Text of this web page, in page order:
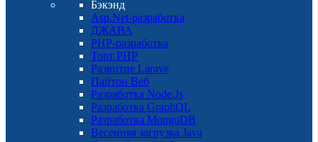
Бэкэнд
Asp.Net-разработка
ДЖАВА
PHP-разработка
Торт PHP
Развитие Larave
Пайтон Веб
Разработка Node.Js
Разработка GraphQL
Разработка MongoDB
Весенняя загрузка Java